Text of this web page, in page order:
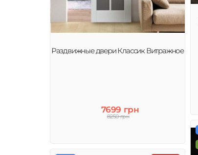
Раздвижные двери Классик Витражное
7699 грн
8250 грн